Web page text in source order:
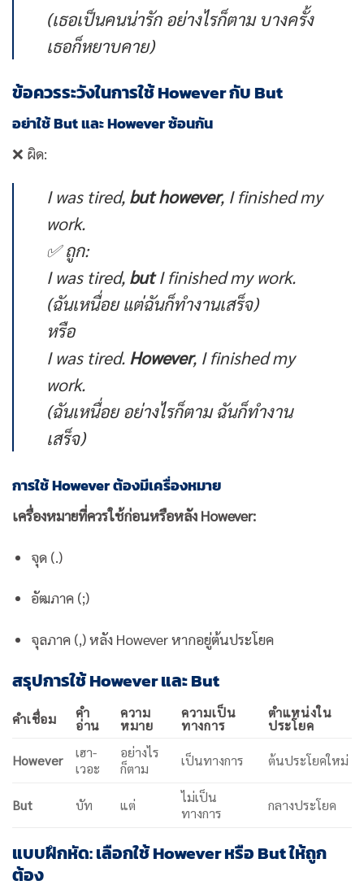
(เธอเป็นคนน่ารัก อย่างไรก็ตาม บางครั้ง
เธอก็หยาบคาย)
ข้อควรระวังในการใช้ However กับ But
อย่าใช้ But และ However ซ้อนกัน
❌ ผิด:
I was tired, but however, I finished my
work.
✅ ถูก:
I was tired, butI finished my work.
(ฉันเหนื่อย แต่ฉันก็ทำงานเสร็จ)
หรือ
I was tired. However, I finished my
work.
(ฉันเหนื่อย อย่างไรก็ตาม ฉันก็ทำงาน
เสร็จ)
การใช้ However ต้องมีเครื่องหมาย
เครื่องหมายที่ควรใช้ก่อนหรือหลัง However:
จุด (.)
อัฒภาค (;)
จุลภาค (,) หลัง However หากอยู่ต้นประโยค
สรุปการใช้ However และ But
คำเชื่อม คำ
อ่าน
ความ
หมาย
ความเป็น
ทางการ
ตำแหน่งใน
ประโยค
However
เฮา-
เวอะ
อย่างไร
ก็ตาม
เป็นทางการ ต้นประโยคใหม่
But บัท แต่
ไม่เป็น
ทางการ
กลางประโยค
แบบฝึกหัด: เลือกใช้ However หรือ But ให้ถูก
ต้อง